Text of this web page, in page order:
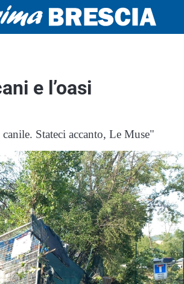
e l’oasi
Stateci accanto, Le Muse"